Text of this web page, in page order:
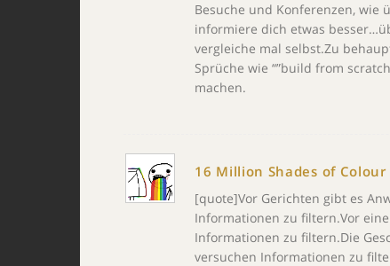
Besuche und Konferenzen,
informiere dich etwas
vergleiche mal selbst.Zu
Sprüche wie “”build from
machen.
16 Million Shades of Colour
[quote]Vor Gerichten gibt es
Informationen zu filtern.Vor
Informationen zu filtern.Die
versuchen Informationen zu